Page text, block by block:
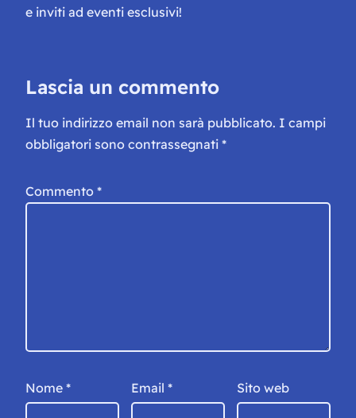
e inviti ad eventi esclusivi!
Lascia un commento
Il tuo indirizzo email non sarà pubblicato. I campi
obbligatori sono contrassegnati *
Commento *
Nome * Email * Sito web